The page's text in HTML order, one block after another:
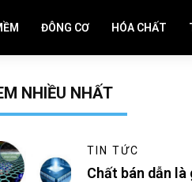
ĐÔNG CƠ HÓA CHẤT
NHIỀU NHẤT
TIN TỨC
Chất bán dẫn là